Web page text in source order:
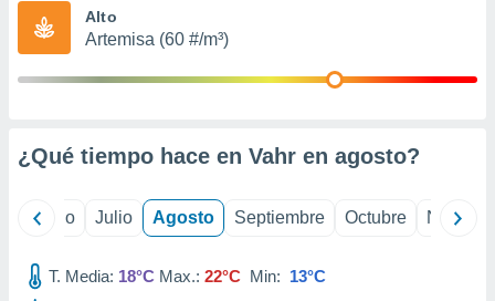
publicidad
publicidad
Alto
Artemisa (60 #/m³)
¿Qué tiempo hace en Vahr en agosto?
Junio Julio Agosto Septiembre Octubre
T. Media: 18°C Max.: 22°C Min: 13°C